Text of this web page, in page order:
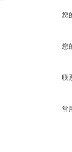
您
您
联
常